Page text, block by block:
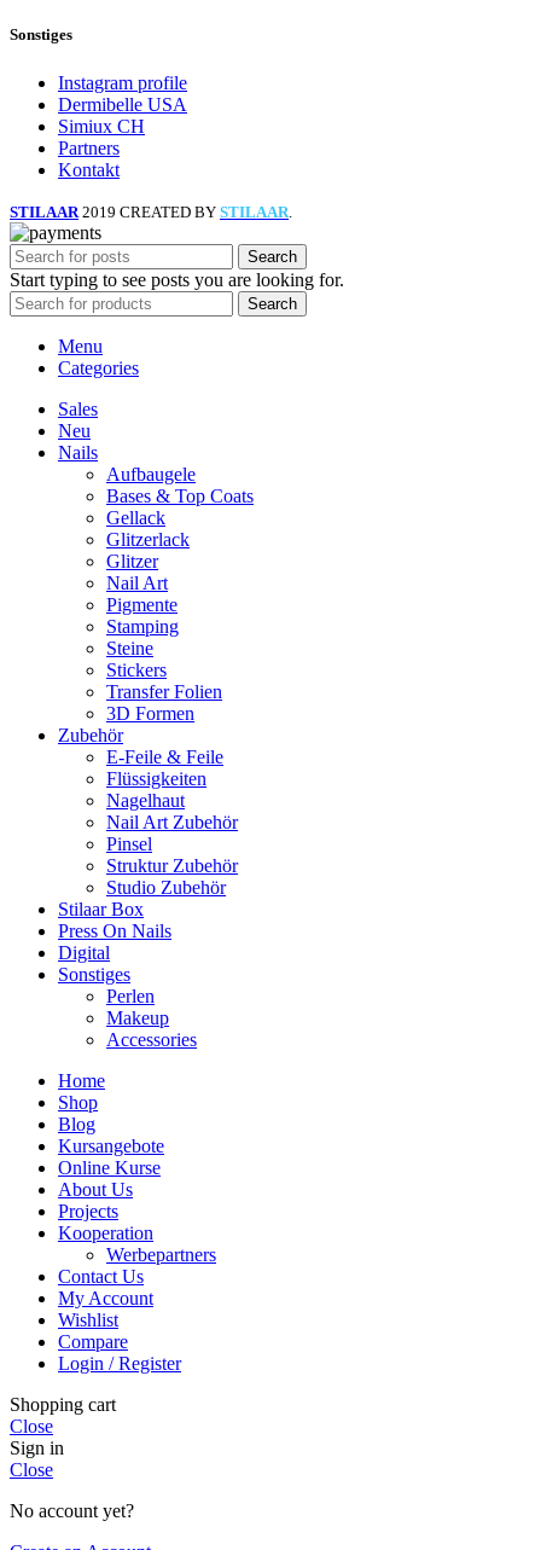
Sonstiges
Instagram profile
Dermibelle USA
Simiux CH
Partners
Kontakt
STILAAR 2019 CREATED BY STILAAR
Search
Start typing to see posts you are looking for.
Search
Menu
Categories
Sales
Neu
Nails
Aufbaugele
Bases & Top Coats
Gellack
Glitzerlack
Glitzer
Nail Art
Pigmente
Stamping
Steine
Stickers
Transfer Folien
3D Formen
Zubehör
E-Feile & Feile
Flüssigkeiten
Nagelhaut
Nail Art Zubehör
Pinsel
Struktur Zubehör
Studio Zubehör
Stilaar Box
Press On Nails
Digital
Sonstiges
Perlen
Makeup
Accessories
Home
Shop
Blog
Kursangebote
Online Kurse
About Us
Projects
Kooperation
Werbepartners
Contact Us
My Account
Wishlist
Compare
Login / Register
Shopping cart
Close
Sign in
Close
No account yet?